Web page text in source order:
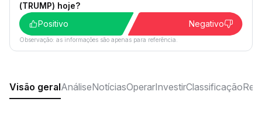
(TRUMP) hoje?
Positivo
Negativo
Observação: as informações são apenas para referência.
Visão geralAnáliseNotíciasOperarInvestirClassificação